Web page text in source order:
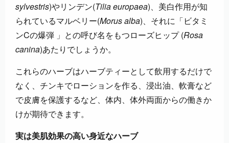
sylvestris)やリンデン(Tilia europaea)、美白作用が知
られているマルベリー(Morus alba)、それに「ビタミ
ンCの爆弾 」との呼び名をもつローズヒップ (Rosa
canina)あたりでしょうか。
これらのハーブはハーブティーとして飲用するだけで
なく、チンキでローションを作る、浸出油、軟膏など
で皮膚を保護するなど、体内、体外両面からの働きか
けが期待できます。
実は美肌効果の高い身近なハーブ